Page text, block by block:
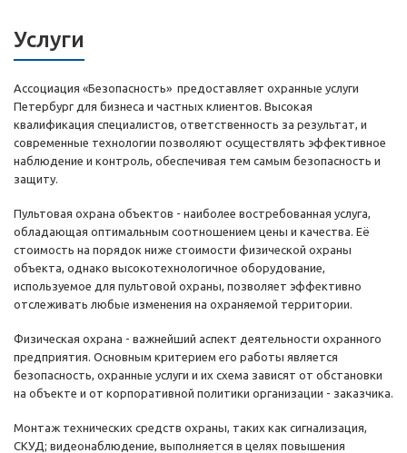
Услуги
Ассоциация «Безопасность» предоставляет охранные услуги
Петербург для бизнеса и частных клиентов. Высокая
квалификация специалистов, ответственность за результат, и
современные технологии позволяют осуществлять эффективное
наблюдение и контроль, обеспечивая тем самым безопасность и
защиту.
Пультовая охрана объектов - наиболее востребованная услуга,
обладающая оптимальным соотношением цены и качества. Её
стоимость на порядок ниже стоимости физической охраны
объекта, однако высокотехнологичное оборудование,
используемое для пультовой охраны, позволяет эффективно
отслеживать любые изменения на охраняемой территории.
Физическая охрана - важнейший аспект деятельности охранного
предприятия. Основным критерием его работы является
безопасность, охранные услуги и их схема зависят от обстановки
на объекте и от корпоративной политики организации - заказчика.
Монтаж технических средств охраны, таких как сигнализация,
СКУД; видеонаблюдение, выполняется в целях повышения